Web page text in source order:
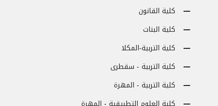
كلية القانون
كلية البنات
كلية التربية-المكلا
كلية التربية - سقطرى
كلية التربية - المهرة